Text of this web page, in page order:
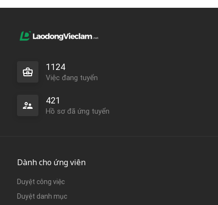
1124
Việc đang tuyển
421
Hồ sơ đã ứng tuyển
Dành cho ứng viên
Duyệt công việc
Duyệt danh mục